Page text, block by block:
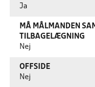
Ja
MÅ MÅLMANDEN
TILBAGELÆGNING
Nej
OFFSIDE
Nej